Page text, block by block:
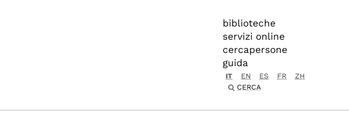
biblioteche
servizi online
cercapersone
guida
IT EN ES FR
ZH
CERCA